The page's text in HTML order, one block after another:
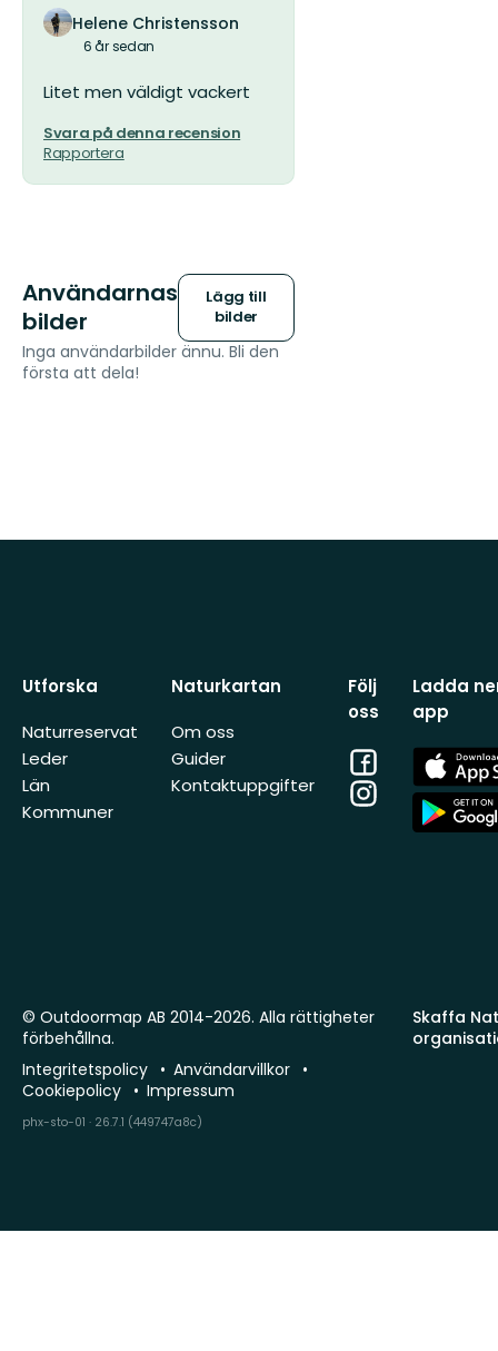
Helene Christensson
6 år sedan
Litet men väldigt vackert
Svara på denna recension
Rapportera
Användarnas
bilder
Lägg till
bilder
Inga användarbilder ännu. Bli den
första att dela!
Utforska
Naturreservat
Leder
Län
Kommuner
Naturkartan
Om oss
Guider
Kontaktuppgifter
Följ
oss
Facebook
Instagram
Ladda
app
App
Store
App
Store
Skaffa
© Outdoormap AB 2014-2026. Alla rättigheter
förbehållna.
Integritetspolicy
Användarvillkor
Cookiepolicy
Impressum
phx-sto-01 · 26.7.1 (449747a8c)